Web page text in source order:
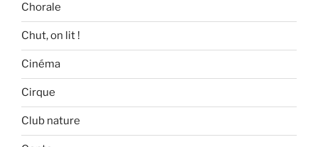
Chorale
Chut, on lit !
Cinéma
Cirque
Club nature